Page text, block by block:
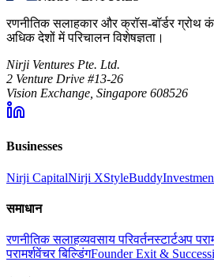
रणनीतिक सलाहकार और क्रॉस-बॉर्डर ग्रोथ
अधिक देशों में परिचालन विशेषज्ञता।
Nirji Ventures Pte. Ltd.
2 Venture Drive #13-26
Vision Exchange, Singapore 608526
Businesses
Nirji CapitalNirji XStyleBuddy
समाधान
रणनीतिक सलाहव्यवसाय परिवर्तनस्टार्टअप
परामर्शवेंचर बिल्डिंगFounder Exit &